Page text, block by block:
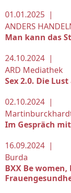
01.01.2025 |
ANDERS
Man kann das
24.10.2024 |
ARD Mediathek
Sex 2.0. Die
02.10.2024 |
Im Gespräch
16.09.2024 |
Burda
BXX Be